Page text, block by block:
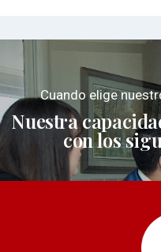
Cuando elige
Nuestra
con los